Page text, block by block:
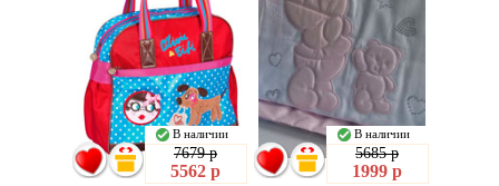
В наличии
7679 р
5562 р
В наличии
5685 р
1999 р